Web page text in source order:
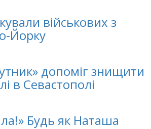
військових з
Йорку
допоміг знищити
в Севастополі
Будь як Наташа